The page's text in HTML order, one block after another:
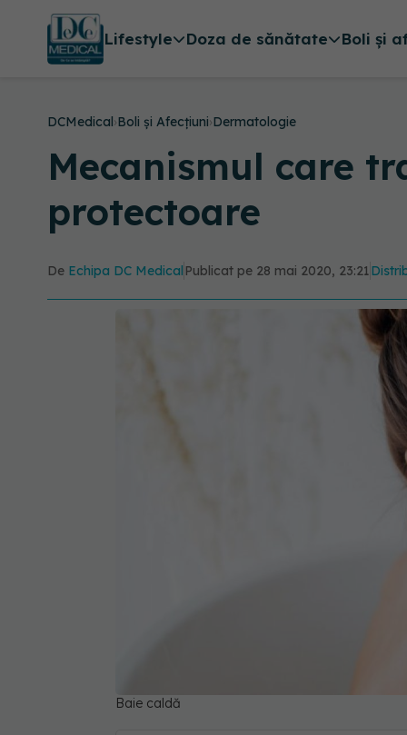
Lifestyle Doza de sănătate Boli și
DCMedical›Boli și Afecțiuni›Dermatologie
Mecanismul care
protectoare
De Echipa DC Medical Publicat pe 28 mai 2020, 23:21
Baie caldă